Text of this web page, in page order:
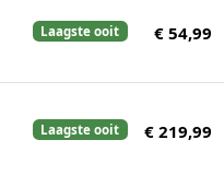
Laagste ooit € 54,99
Laagste ooit € 219,99